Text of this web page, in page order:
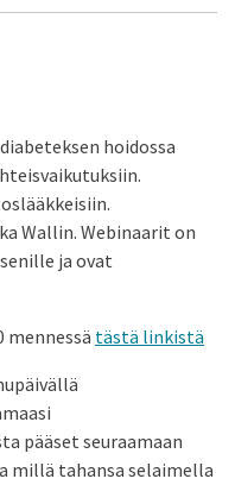
hoidossa
Wallin. Webinaarit on
ja ovat
mennessä tästä linkistä
pääset seuraamaan
millä tahansa selaimella